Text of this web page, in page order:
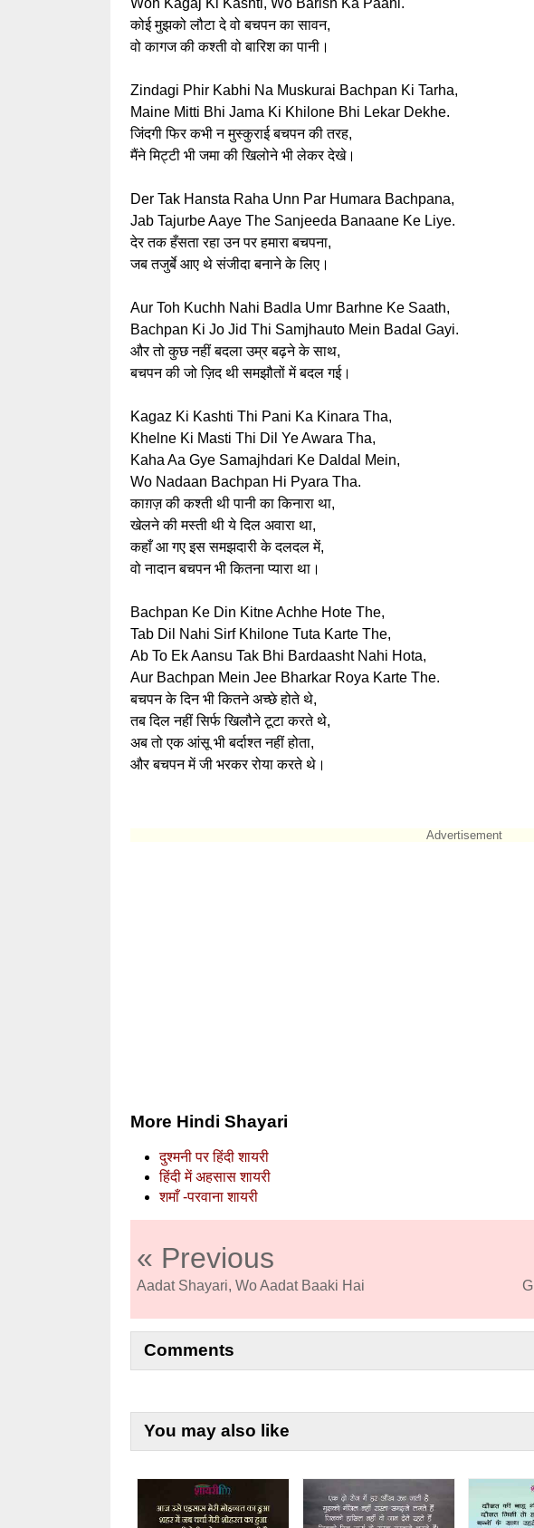
कोई मुझको लौटा दे वो बचपन का सावन,
वो कागज की कश्ती वो बारिश का पानी।
Zindagi Phir Kabhi Na Muskurai Bachpan Ki Tarha,
Maine Mitti Bhi Jama Ki Khilone Bhi Lekar Dekhe.
जिंदगी फिर कभी न मुस्कुराई बचपन की तरह,
मैंने मिट्टी भी जमा की खिलोने भी लेकर देखे।
Der Tak Hansta Raha Unn Par Humara Bachpana,
Jab Tajurbe Aaye The Sanjeeda Banaane Ke Liye.
देर तक हँसता रहा उन पर हमारा बचपना,
जब तजुर्बे आए थे संजीदा बनाने के लिए।
Aur Toh Kuchh Nahi Badla Umr Barhne Ke Saath,
Bachpan Ki Jo Jid Thi Samjhauto Mein Badal Gayi.
और तो कुछ नहीं बदला उम्र बढ़ने के साथ,
बचपन की जो ज़िद थी समझौतों में बदल गई।
Kagaz Ki Kashti Thi Pani Ka Kinara Tha,
Khelne Ki Masti Thi Dil Ye Awara Tha,
Kaha Aa Gye Samajhdari Ke Daldal Mein,
Wo Nadaan Bachpan Hi Pyara Tha.
काग़ज़ की कश्ती थी पानी का किनारा था,
खेलने की मस्ती थी ये दिल अवारा था,
कहाँ आ गए इस समझदारी के दलदल में,
वो नादान बचपन भी कितना प्यारा था।
Bachpan Ke Din Kitne Achhe Hote The,
Tab Dil Nahi Sirf Khilone Tuta Karte The,
Ab To Ek Aansu Tak Bhi Bardaasht Nahi Hota,
Aur Bachpan Mein Jee Bharkar Roya Karte The.
बचपन के दिन भी कितने अच्छे होते थे,
तब दिल नहीं सिर्फ खिलौने टूटा करते थे,
अब तो एक आंसू भी बर्दाश्त नहीं होता,
और बचपन में जी भरकर रोया करते थे।
Advertisement
More Hindi Shayari
दुश्मनी पर हिंदी शायरी
हिंदी में अहसास शायरी
शमाँ -परवाना शायरी
« Previous
Aadat Shayari, Wo Aadat Baaki Hai
Comments
You may also like